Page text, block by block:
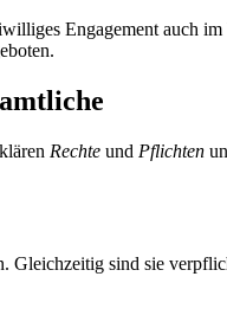
Engagement auch
Rechte und Pflichten
sind sie